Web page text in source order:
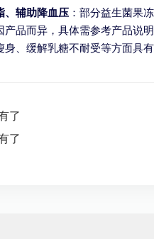
、辅助降血压 ：部分益生菌果
产品而异，具体需参考产品说
身、缓解乳糖不耐受等方面具
了
了